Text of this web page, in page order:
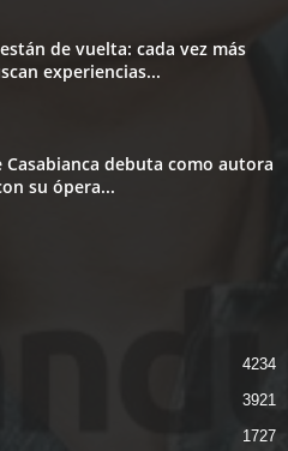
de vuelta: cada vez más
experiencias...
debuta como autora
su ópera...
4234
3921
1727